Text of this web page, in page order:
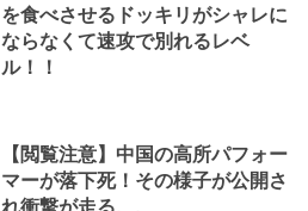
を食べさせるドッキリがシャレに
ならなくて速攻で別れるレベ
ル！！
【閲覧注意】中国の高所パフォー
マーが落下死！その様子が公開さ
れ衝撃が走る、、